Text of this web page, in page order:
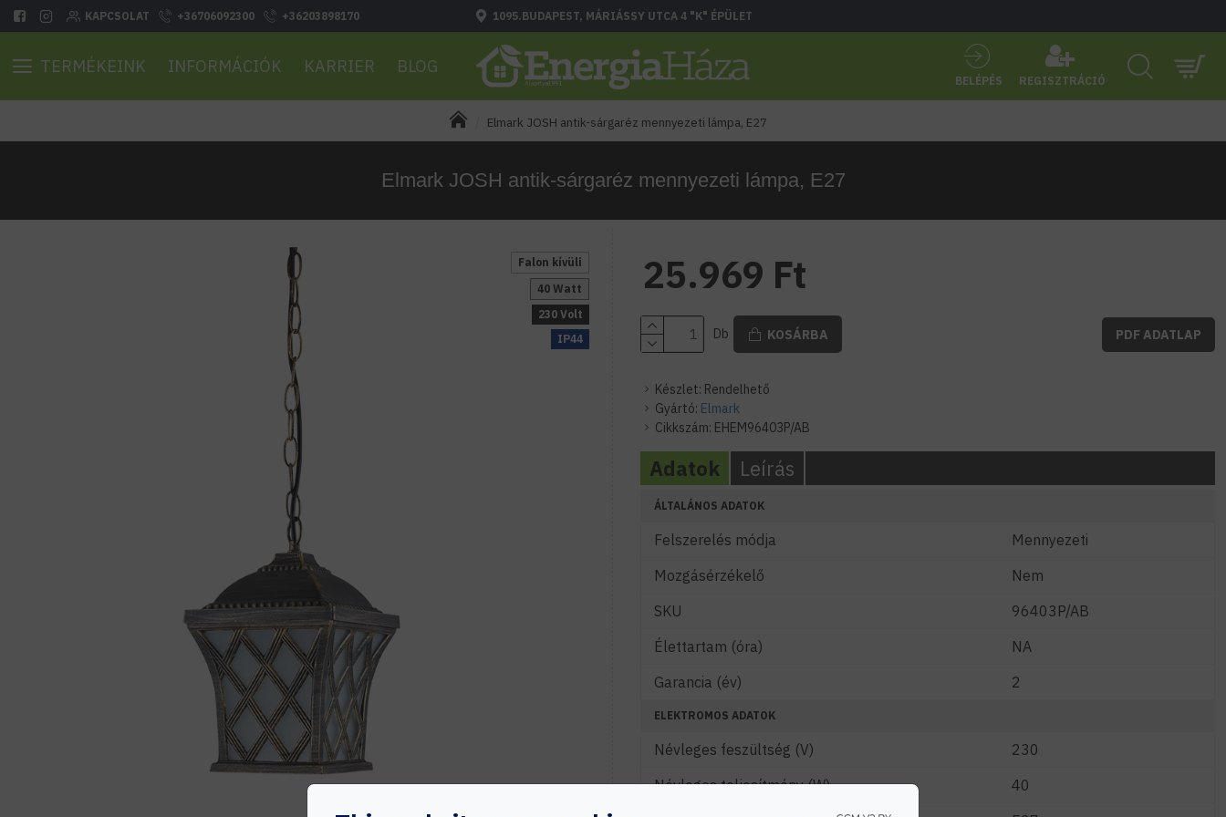
KAPCSOLAT +36706092300 +36203898170 1095.BUDAPEST, MÁRIÁSSY UTCA 4 "K" ÉPÜLET
TERMÉKEINK INFORMÁCIÓK KARRIER BLOG
BELÉPÉS REGISZTRÁCIÓ
Elmark JOSH antik-sárgaréz mennyezeti lámpa, E27
Elmark JOSH antik-sárgaréz mennyezeti lámpa, E27
Falon kívüli
40 Watt
230 Volt
IP44
Készlet: Rendelhető
Gyártó: Elmark
Cikkszám: EHEM96403P/AB
25.969 Ft
Db KOSÁRBA PDF ADATLAP
Adatok Leírás
ÁLTALÁNOS ADATOK
Felszerelés módja
Mennyezeti
Mozgásérzékelő
Nem
SKU
96403P/AB
Élettartam (óra)
NA
Garancia (év)
2
ELEKTROMOS ADATOK
Névleges feszültség (V)
230
Névleges teljesítmény (W)
40